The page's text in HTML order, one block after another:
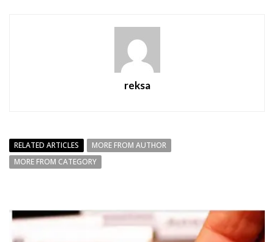
reksa
RELATED ARTICLES
MORE FROM AUTHOR
MORE FROM CATEGORY